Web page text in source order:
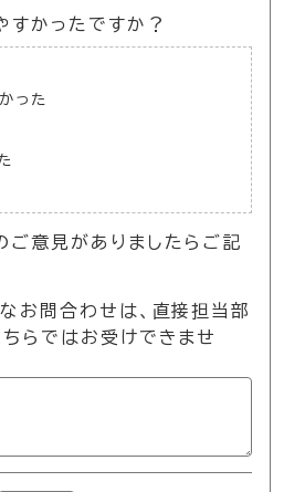
すかったですか？
った
ご意見がありましたらご記
なお問合わせは、直接担当部
ちらではお受けできませ